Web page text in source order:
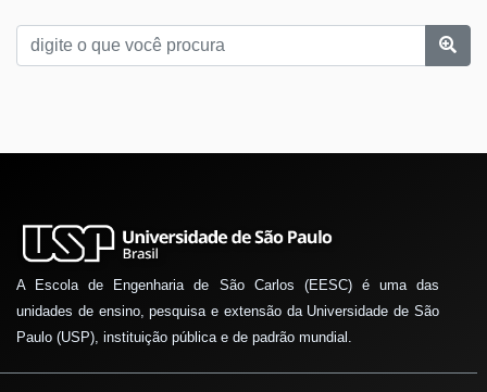
A Escola de Engenharia de São Carlos (EESC) é uma das
unidades de ensino, pesquisa e extensão da Universidade de São
Paulo (USP), instituição pública e de padrão mundial.